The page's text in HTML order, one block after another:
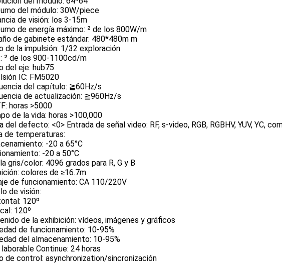
del módulo: 30W/piece
de visión: los 3-15m
de energía máximo: ² de los 800W/m
de gabinete estándar: 480*480m m
de la impulsión: 1/32 exploración
² de los 900-1100cd/m
del eje: hub75
IC: FM5020
del capítulo: ≧60Hz/s
de actualización: ≧960Hz/s
horas >5000
de la vida: horas >100,000
del defecto: <0> Entrada de señal video: RF, s-video, RGB, RGBHV, YUV, YC,
de temperaturas:
-20 a 65°C
-20 a 50°C
gris/color: 4096 grados para R, G y B
colores de ≥16.7m
de funcionamiento: CA 110/220V
de visión:
120º
120º
de la exhibición: vídeos, imágenes y gráficos
de funcionamiento: 10-95%
del almacenamiento: 10-95%
laborable Continue: 24 horas
de control: asynchronization/sincronización